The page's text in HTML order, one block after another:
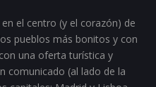
el centro (y el corazón) de
pueblos más bonitos y con
una oferta turística y
comunicado (al lado de la